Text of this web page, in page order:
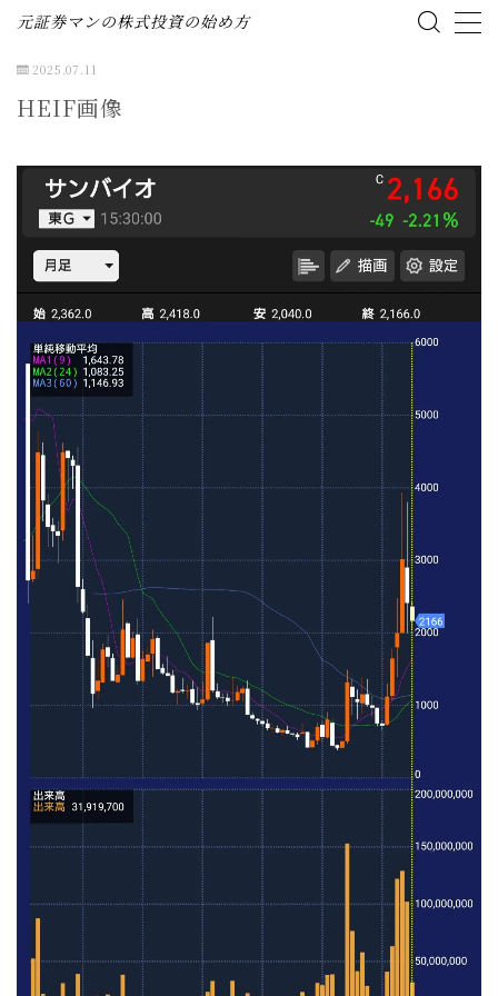
元証券マンの株式投資の始め方
MENU
株式投資の始め方
投資ブログ（資産公開）
2025.07.11
HEIF画像